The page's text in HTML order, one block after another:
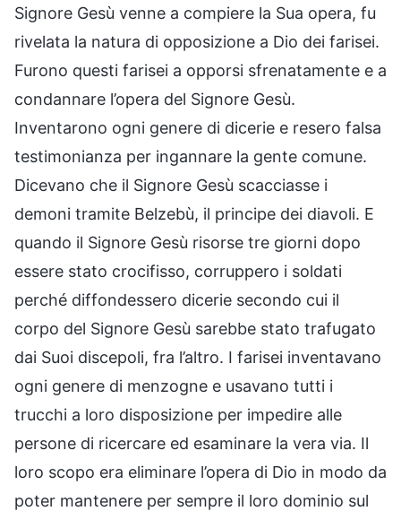
Signore Gesù venne a compiere la Sua opera, fu
rivelata la natura di opposizione a Dio dei farisei.
Furono questi farisei a opporsi sfrenatamente e a
condannare l’opera del Signore Gesù.
Inventarono ogni genere di dicerie e resero falsa
testimonianza per ingannare la gente comune.
Dicevano che il Signore Gesù scacciasse i
demoni tramite Belzebù, il principe dei diavoli. E
quando il Signore Gesù risorse tre giorni dopo
essere stato crocifisso, corruppero i soldati
perché diffondessero dicerie secondo cui il
corpo del Signore Gesù sarebbe stato trafugato
dai Suoi discepoli, fra l’altro. I farisei inventavano
ogni genere di menzogne e usavano tutti i
trucchi a loro disposizione per impedire alle
persone di ricercare ed esaminare la vera via. Il
loro scopo era eliminare l’opera di Dio in modo da
poter mantenere per sempre il loro dominio sul